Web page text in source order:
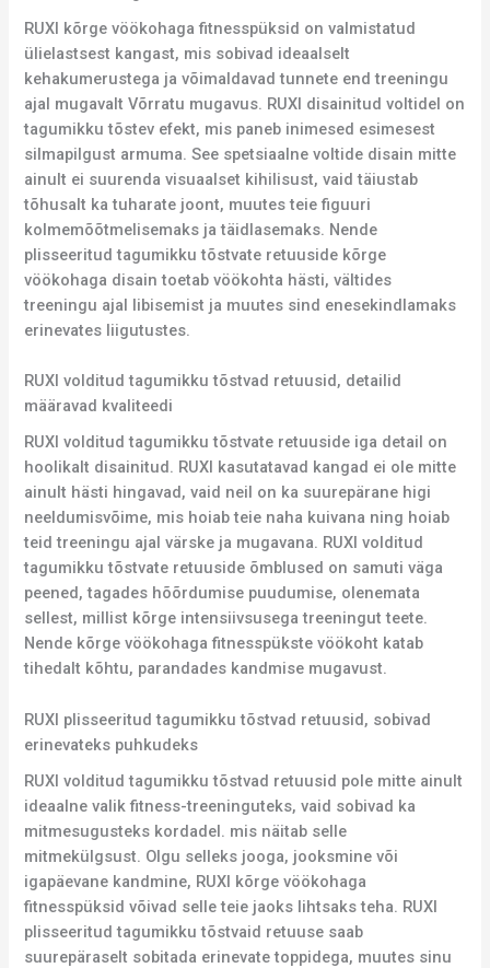
RUXI kõrge vöökohaga fitnesspüksid on valmistatud
ülielastsest kangast, mis sobivad ideaalselt
kehakumerustega ja võimaldavad tunnete end treeningu
ajal mugavalt Võrratu mugavus. RUXI disainitud voltidel on
tagumikku tõstev efekt, mis paneb inimesed esimesest
silmapilgust armuma. See spetsiaalne voltide disain mitte
ainult ei suurenda visuaalset kihilisust, vaid täiustab
tõhusalt ka tuharate joont, muutes teie figuuri
kolmemõõtmelisemaks ja täidlasemaks. Nende
plisseeritud tagumikku tõstvate retuuside kõrge
vöökohaga disain toetab vöökohta hästi, vältides
treeningu ajal libisemist ja muutes sind enesekindlamaks
erinevates liigutustes.
RUXI volditud tagumikku tõstvad retuusid, detailid
määravad kvaliteedi
RUXI volditud tagumikku tõstvate retuuside iga detail on
hoolikalt disainitud. RUXI kasutatavad kangad ei ole mitte
ainult hästi hingavad, vaid neil on ka suurepärane higi
neeldumisvõime, mis hoiab teie naha kuivana ning hoiab
teid treeningu ajal värske ja mugavana. RUXI volditud
tagumikku tõstvate retuuside õmblused on samuti väga
peened, tagades hõõrdumise puudumise, olenemata
sellest, millist kõrge intensiivsusega treeningut teete.
Nende kõrge vöökohaga fitnesspükste vöökoht katab
tihedalt kõhtu, parandades kandmise mugavust.
RUXI plisseeritud tagumikku tõstvad retuusid, sobivad
erinevateks puhkudeks
RUXI volditud tagumikku tõstvad retuusid pole mitte ainult
ideaalne valik fitness-treeninguteks, vaid sobivad ka
mitmesugusteks kordadel. mis näitab selle
mitmekülgsust. Olgu selleks jooga, jooksmine või
igapäevane kandmine, RUXI kõrge vöökohaga
fitnesspüksid võivad selle teie jaoks lihtsaks teha. RUXI
plisseeritud tagumikku tõstvaid retuuse saab
suurepäraselt sobitada erinevate toppidega, muutes sinu